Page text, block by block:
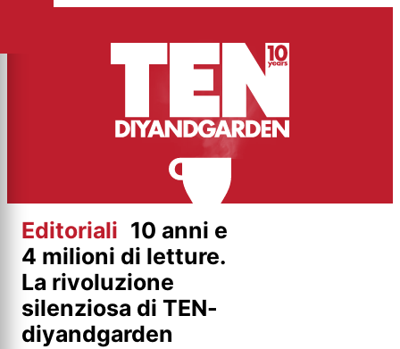
contenuto
Editoriali 10 anni e
4 milioni di letture.
La rivoluzione
silenziosa di TEN-
diyandgarden